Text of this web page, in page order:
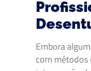
Embora
com métodos